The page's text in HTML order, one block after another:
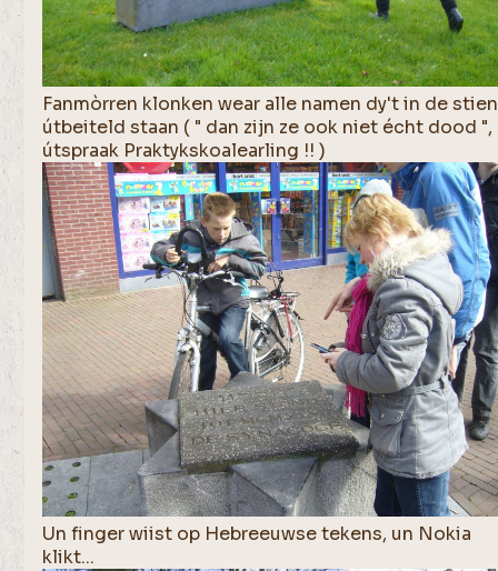
Fanmòrren klonken wear alle namen dy't in de stien
útbeiteld staan ( " dan zijn ze ook niet écht dood ",
útspraak Praktykskoalearling !! )
Un finger wiist op Hebreeuwse tekens, un Nokia
klikt...